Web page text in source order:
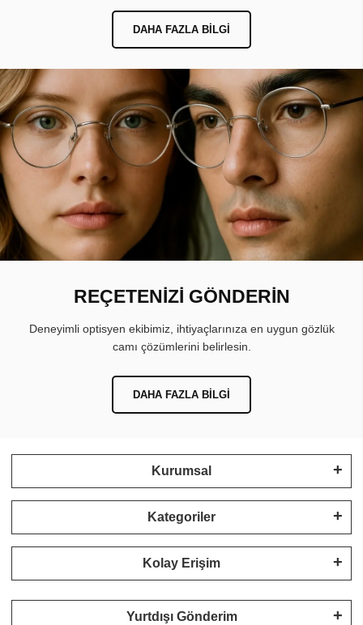
DAHA FAZLA BILGI
REÇETENİZİ GÖNDERİN
Deneyimli optisyen ekibimiz, ihtiyaçlarınıza en uygun gözlük
camı çözümlerini belirlesin.
DAHA FAZLA BILGI
Kurumsal
Kategoriler
Kolay Erişim
Yurtdışı Gönderim